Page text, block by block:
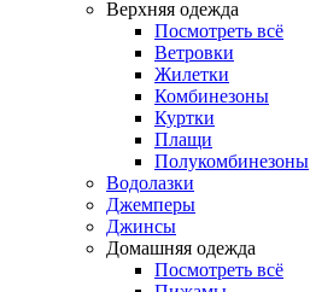
Верхняя одежда
Посмотреть всё
Ветровки
Жилетки
Комбинезоны
Куртки
Плащи
Полукомбинезоны
Водолазки
Джемперы
Джинсы
Домашняя одежда
Посмотреть всё